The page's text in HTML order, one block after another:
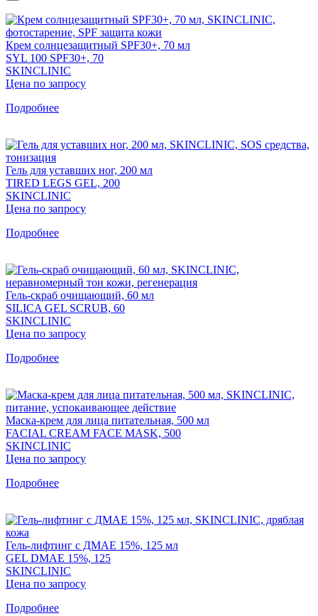
Крем солнцезащитный SPF30+, 70 мл
SYL 100 SPF30+, 70
SKINCLINIC
Цена по запросу
Подробнее
Гель для уставших ног, 200 мл
TIRED LEGS GEL, 200
SKINCLINIC
Цена по запросу
Подробнее
Гель-скраб очищающий, 60 мл
SILICA GEL SCRUB, 60
SKINCLINIC
Цена по запросу
Подробнее
Маска-крем для лица питательная, 500 мл
FACIAL CREAM FACE MASK, 500
SKINCLINIC
Цена по запросу
Подробнее
Гель-лифтинг с ДМАЕ 15%, 125 мл
GEL DMAE 15%, 125
SKINCLINIC
Цена по запросу
Подробнее